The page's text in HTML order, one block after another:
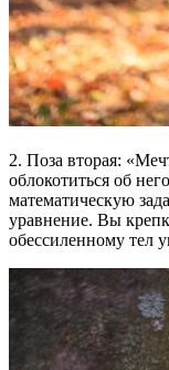
2. Поза вторая:
облокотиться об
математическую
уравнение. Вы
обессиленному тел